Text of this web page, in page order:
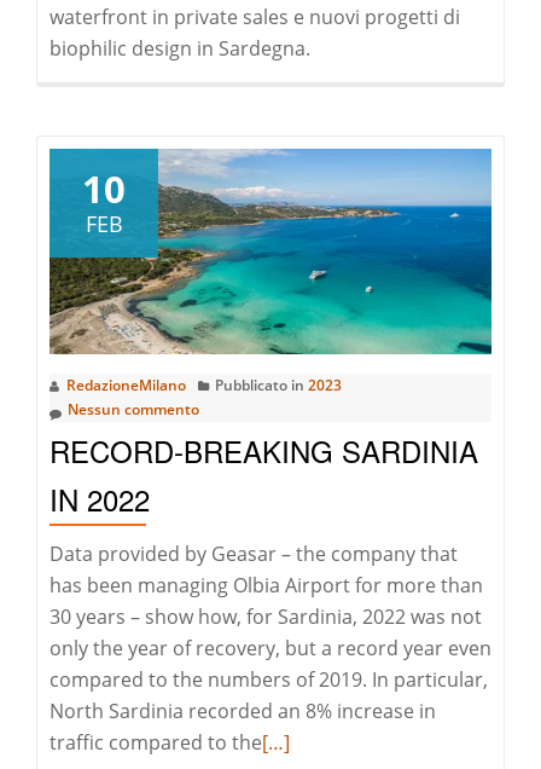
waterfront in private sales e nuovi progetti di
biophilic design in Sardegna.
10
FEB
RedazioneMilano Pubblicato in 2023
Nessun commento
RECORD-BREAKING SARDINIA
IN 2022
Data provided by Geasar – the company that
has been managing Olbia Airport for more than
30 years – show how, for Sardinia, 2022 was not
only the year of recovery, but a record year even
compared to the numbers of 2019. In particular,
North Sardinia recorded an 8% increase in
traffic compared to theLeggi
[…]